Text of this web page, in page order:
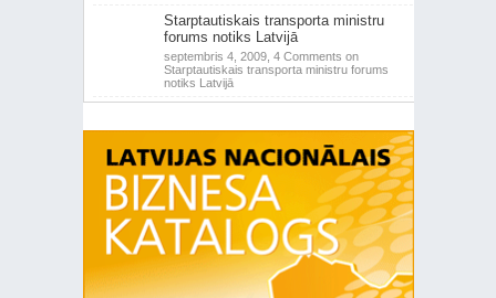
Starptautiskais transporta ministru
forums notiks Latvijā
septembris 4, 2009, 4 Comments on
Starptautiskais transporta ministru forums
notiks Latvijā